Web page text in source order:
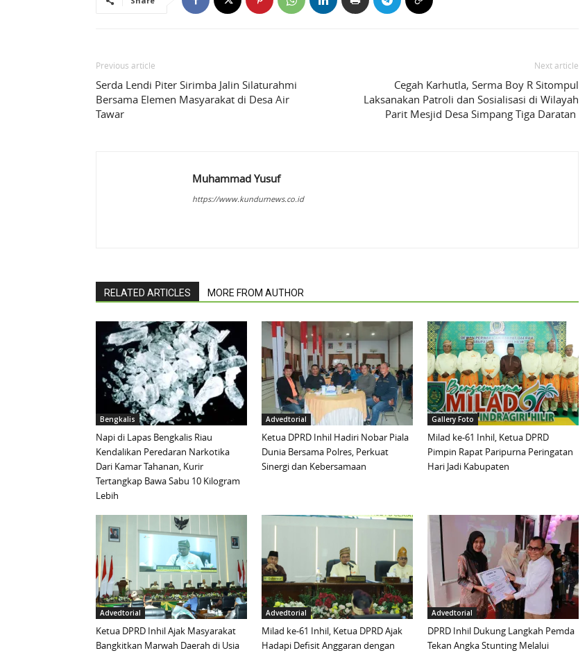
Previous article
Serda Lendi Piter Sirimba Jalin Silaturahmi
Bersama Elemen Masyarakat di Desa Air
Tawar
Next article
Cegah Karhutla, Serma Boy R Sitompul
Laksanakan Patroli dan Sosialisasi di Wilayah
Parit Mesjid Desa Simpang Tiga Daratan
Muhammad Yusuf
https://www.kundurnews.co.id
RELATED ARTICLES MORE FROM AUTHOR
Bengkalis
Napi di Lapas Bengkalis Riau
Kendalikan Peredaran Narkotika
Dari Kamar Tahanan, Kurir
Tertangkap Bawa Sabu 10 Kilogram
Lebih
Advedtorial
Ketua DPRD Inhil Hadiri Nobar Piala
Dunia Bersama Polres, Perkuat
Sinergi dan Kebersamaan
Gallery Foto
Milad ke-61 Inhil, Ketua DPRD
Pimpin Rapat Paripurna Peringatan
Hari Jadi Kabupaten
Advedtorial
Ketua DPRD Inhil Ajak Masyarakat
Bangkitkan Marwah Daerah di Usia
Advedtorial
Milad ke-61 Inhil, Ketua DPRD Ajak
Hadapi Defisit Anggaran dengan
Advedtorial
DPRD Inhil Dukung Langkah Pemda
Tekan Angka Stunting Melalui